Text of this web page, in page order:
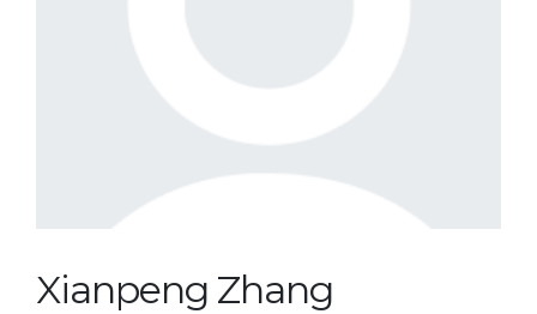
Xianpeng Zhang